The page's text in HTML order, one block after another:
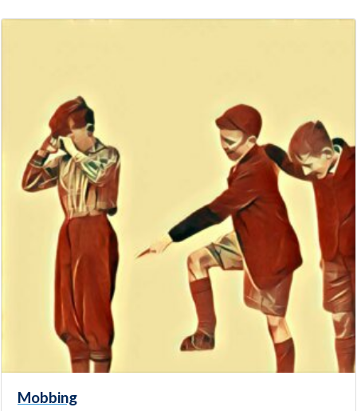
Mobbing